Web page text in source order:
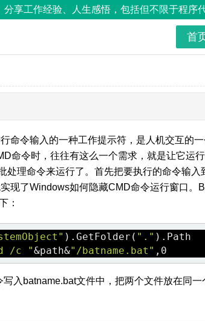
享工作经验、人生感悟，包括但不限于程序
首
命令输入的一种工作提示符，是人机交互的一
命令时，往往有这么一个需求，就是让它运
处理命令来运行了。首先把要执行的命令输入
现了Windows如何隐藏CMD命令运行窗口。
：
).GetFolder( "." ).Path
/c "&path&"/batname.bat" ,0
入batname.bat文件中，把两个文件放在同一